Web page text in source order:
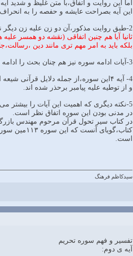
اما این روایت و اتفاق،با متن غلیظ و شدید آیه ۴همخوانی ندارد.
این آیه بصراحت عایشه و حفصه را به انحراف
2-طبق روایت مذكور،آن دو زن علیه زن دیگر نقشه کشیدند اما آیه بصراحت از نقشه علیه پیامبر خبر میدهد.
ثانیا آیا هم چنین اتفاقی (نقشه دو همسر
بلکه باید به امر مهم تری مانند دین
3-آیات ادامه سوره نیز هم چنان بحث را ادامه داده و به مرزبندی میان مومنین و کافران و منافقان میپردازد.بنابراین،مساله ،ابعاد اجتماعی داشته و به خانه پیامبر محدود نمیشود.
و از توطیه علیه پیامبر برحذر شده اند.
5-نکته دیگری که اهمیت این آیات را بیشتر می کند،زمان نزول این سوره است.
در مدنی بودن این سوره اتفاق نظر است.
است.
سیدکاظم فرهنگ
تفسير و فهم سوره تحريم
آیه ی دوم: